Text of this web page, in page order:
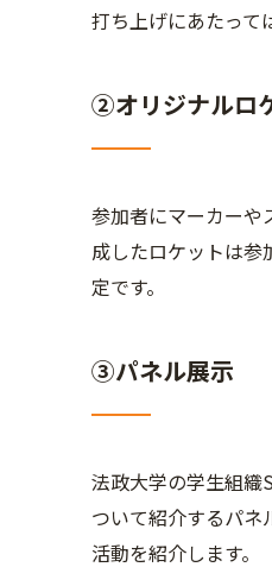
打ち上げにあたって
②オリジナルロ
参加者にマーカーや
成したロケットは
定です。
③パネル展示
法政大学の学生組織
ついて紹介するパネ
活動を紹介します。